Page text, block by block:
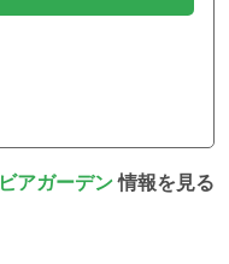
ビアガーデン情報を見る